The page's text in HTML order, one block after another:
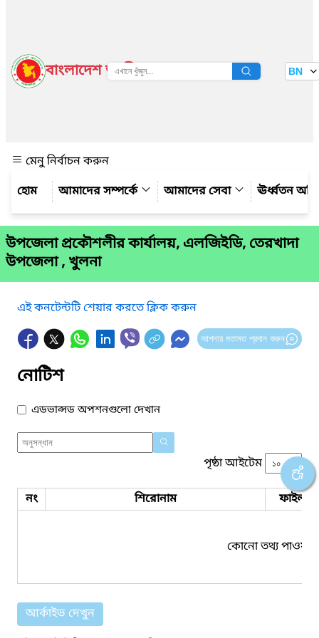
বাংলাদেশ জাতীয় তথ্য বাতায়ন BN
মেনু নির্বাচন করুন
আমাদের সম্পর্কে
আমাদের সেবা ঊর্ধ্বতন
উপজেলা প্রকৌশলীর কার্যালয়, এলজিইডি, তেরখাদা
উপজেলা , খুলনা
এই কনটেন্টটি শেয়ার করতে ক্লিক করুন
আপনার মতামত প্রদান করুন
নোটিশ
এডভান্সড অপশনগুলো দেখান
পৃষ্ঠা আইটেম
নং শিরোনাম ফাইল
কোনো তথ্য পাওয়া
আর্কাইভ দেখুন